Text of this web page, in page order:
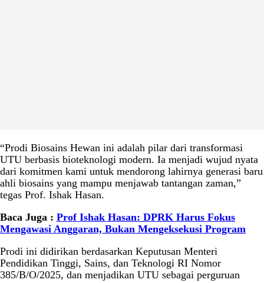
“Prodi Biosains Hewan ini adalah pilar dari transformasi
UTU berbasis bioteknologi modern. Ia menjadi wujud nyata
dari komitmen kami untuk mendorong lahirnya generasi baru
ahli biosains yang mampu menjawab tantangan zaman,”
tegas Prof. Ishak Hasan.
Baca Juga : Prof Ishak Hasan: DPRK Harus Fokus
Mengawasi Anggaran, Bukan Mengeksekusi Program
Prodi ini didirikan berdasarkan Keputusan Menteri
Pendidikan Tinggi, Sains, dan Teknologi RI Nomor
385/B/O/2025, dan menjadikan UTU sebagai perguruan